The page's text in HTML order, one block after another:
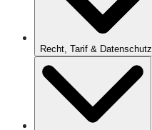
Recht, Tarif & Datenschutz